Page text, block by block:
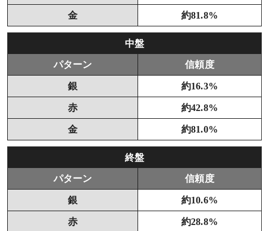
金 約81.8%
中盤
パターン 信頼度
銀 約16.3%
赤 約42.8%
金 約81.0%
終盤
パターン 信頼度
銀 約10.6%
赤 約28.8%